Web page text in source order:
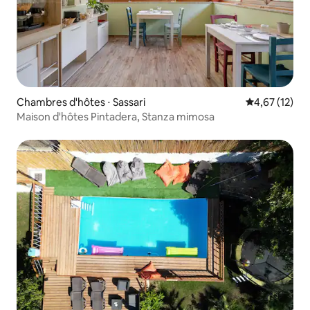
Chambres d'hôtes ⋅ Sassari Évaluation
4,67 (12)
Maison d'hôtes Pintadera, Stanza mimosa